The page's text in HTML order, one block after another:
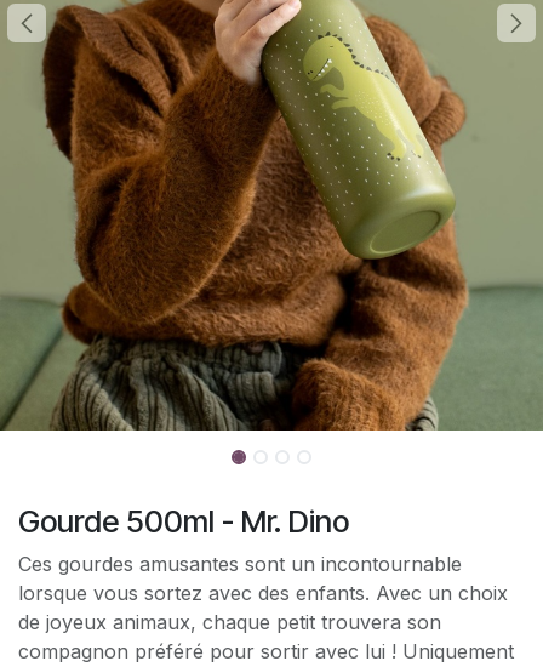
Gourde 500ml - Mr. Dino
Ces gourdes amusantes sont un incontournable
lorsque vous sortez avec des enfants. Avec un choix
de joyeux animaux, chaque petit trouvera son
compagnon préféré pour sortir avec lui ! Uniquement